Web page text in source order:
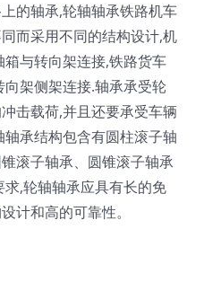
的轴承,轮轴轴承铁路机车
而采用不同的结构设计,机
与转向架连接,铁路货车
架侧架连接.轴承承受轮
击载荷,并且还要承受车辆
承结构包含有圆柱滚子轴
滚子轴承、圆锥滚子轴承
,轮轴轴承应具有长的免
计和高的可靠性。